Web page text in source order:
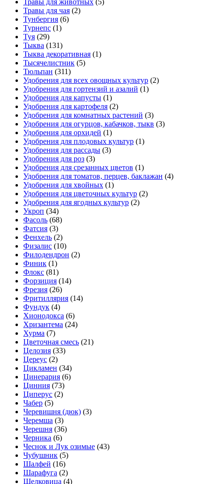
Травы для чая (2)
Тунбергия (6)
Турнепс (1)
Туя (29)
Тыква (131)
Тыква декоративная (1)
Тысячелистник (5)
Тюльпан (311)
Удобрения для всех овощных культур (2)
Удобрения для гортензий и азалий (1)
Удобрения для капусты (1)
Удобрения для картофеля (2)
Удобрения для комнатных растений (3)
Удобрения для огурцов, кабачков, тыкв (3)
Удобрения для орхидей (1)
Удобрения для плодовых культур (1)
Удобрения для рассады (3)
Удобрения для роз (3)
Удобрения для срезанных цветов (1)
Удобрения для томатов, перцев, баклажан (4)
Удобрения для хвойных (1)
Удобрения для цветочных культур (2)
Удобрения для ягодных культур (2)
Укроп (34)
Фасоль (68)
Фатсия (3)
Фенхель (2)
Физалис (10)
Филодендрон (2)
Финик (1)
Флокс (81)
Форзиция (14)
Фрезия (26)
Фритиллярия (14)
Фундук (4)
Хионодокса (6)
Хризантема (24)
Хурма (7)
Цветочная смесь (21)
Целозия (33)
Цереус (2)
Цикламен (34)
Цинерария (6)
Цинния (73)
Циперус (2)
Чабер (5)
Черевишня (дюк) (3)
Черемша (3)
Черешня (36)
Черника (6)
Чеснок и Лук озимые (43)
Чубушник (5)
Шалфей (16)
Шарафуга (2)
Шелковица (4)